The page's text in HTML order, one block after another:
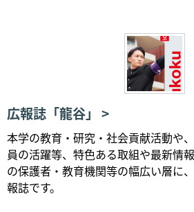
広報誌「龍谷」
本学の教育・研究・社会貢献活動や
員の活躍等、特色ある取組や最新情
の保護者・教育機関等の幅広い層に
報誌です。